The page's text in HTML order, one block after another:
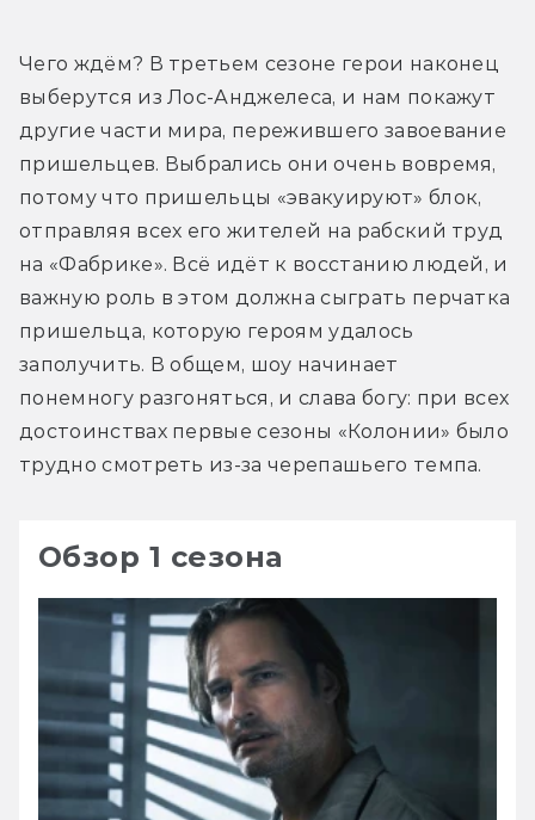
Чего ждём? В третьем сезоне герои наконец
выберутся из Лос-Анджелеса, и нам покажут
другие части мира, пережившего завоевание
пришельцев. Выбрались они очень вовремя,
потому что пришельцы «эвакуируют» блок,
отправляя всех его жителей на рабский труд
на «Фабрике». Всё идёт к восстанию людей, и
важную роль в этом должна сыграть перчатка
пришельца, которую героям удалось
заполучить. В общем, шоу начинает
понемногу разгоняться, и слава богу: при всех
достоинствах первые сезоны «Колонии» было
трудно смотреть из-за черепашьего темпа.
Обзор 1 сезона